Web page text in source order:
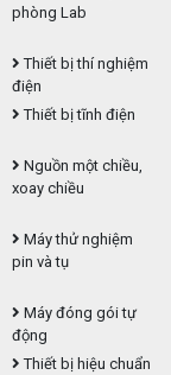
phòng Lab
Thiết bị thí nghiệm
điện
Thiết bị tĩnh điện
Nguồn một chiều,
xoay chiều
Máy thử nghiệm
pin và tụ
Máy đóng gói tự
động
Thiết bị hiệu chuẩn